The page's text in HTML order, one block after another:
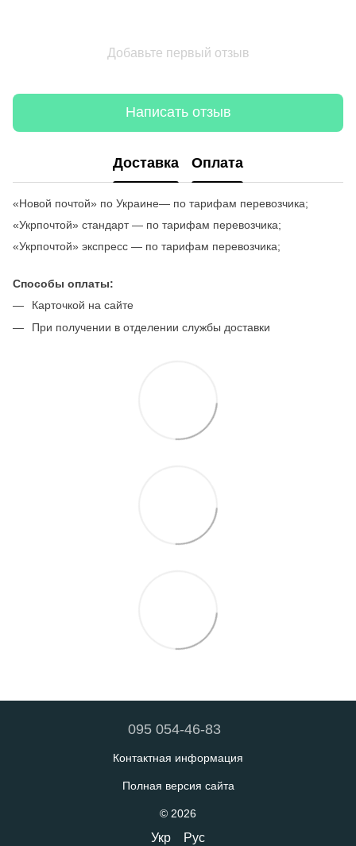
Добавьте первый отзыв
Написать отзыв
Доставка Оплата
«Новой почтой» по Украине— по тарифам перевозчика;
«Укрпочтой» стандарт — по тарифам перевозчика;
«Укрпочтой» экспресс — по тарифам перевозчика;
Способы оплаты:
Карточкой на сайте
При получении в отделении службы доставки
095 054-46-83
Контактная информация
Полная версия сайта
© 2026
Укр Рус